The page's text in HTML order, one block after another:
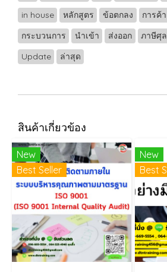
in house
หลักสูตร ข้อตกลง การค้า
กระบวนการ
นำเข้า ส่งออก ภาษีศุ
Update
ล่าสุด
สินค้าเกี่ยวข้อง
New
Best Seller
New
Best